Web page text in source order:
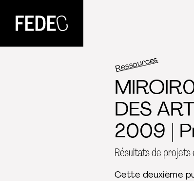
FEDEC
Ressources
DES
2009 |
Résultats de projets
Cette deuxième